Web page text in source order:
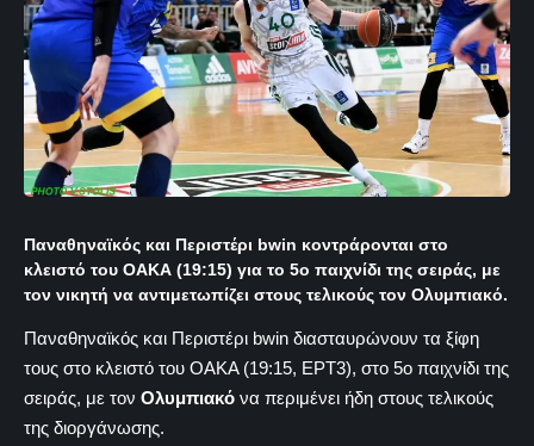
Παναθηναϊκός και Περιστέρι bwin κοντράρονται στο
κλειστό του ΟΑΚΑ (19:15) για το 5ο παιχνίδι της σειράς, με
τον νικητή να αντιμετωπίζει στους τελικούς τον Ολυμπιακό.
Παναθηναϊκός και Περιστέρι bwin διασταυρώνουν τα ξίφη
τους στο κλειστό του ΟΑΚΑ (19:15, ΕΡΤ3), στο 5ο παιχνίδι της
σειράς, με τον Ολυμπιακό να περιμένει ήδη στους τελικούς
της διοργάνωσης.